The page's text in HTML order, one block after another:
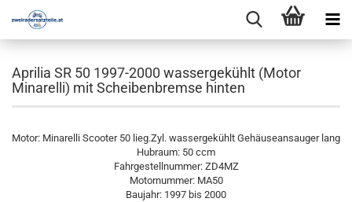
Aprilia SR 50 1997-2000 wassergekühlt (Motor
Minarelli) mit Scheibenbremse hinten
Motor: Minarelli Scooter 50 lieg.Zyl. wassergekühlt Gehäuseansauger lang
Hubraum: 50 ccm
Fahrgestellnummer: ZD4MZ
Motornummer: MA50
Baujahr: 1997 bis 2000